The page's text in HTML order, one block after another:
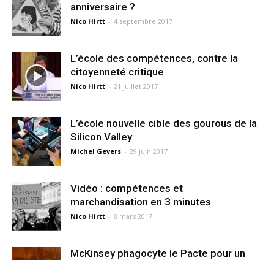
anniversaire ?
Nico Hirtt - 4 septembre 2017
L’école des compétences, contre la
citoyenneté critique
Nico Hirtt - 21 juillet 2017
L’école nouvelle cible des gourous de la
Silicon Valley
Michel Gevers - 29 juin 2017
Vidéo : compétences et
marchandisation en 3 minutes
Nico Hirtt - 8 mars 2017
McKinsey phagocyte le Pacte pour un